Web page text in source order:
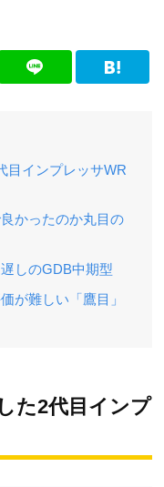
目インプレッサWR
かったのか丸目の
しのGDB中期型
が難しい「鷹目」
た2代目インプ